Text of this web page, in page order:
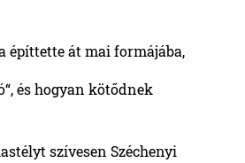
építtette át mai formájába,
és hogyan kötődnek
szívesen Széchenyi